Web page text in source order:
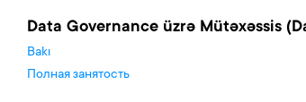
Data Governance üzrə Mütəxəssis
Bakı
Полная занятость